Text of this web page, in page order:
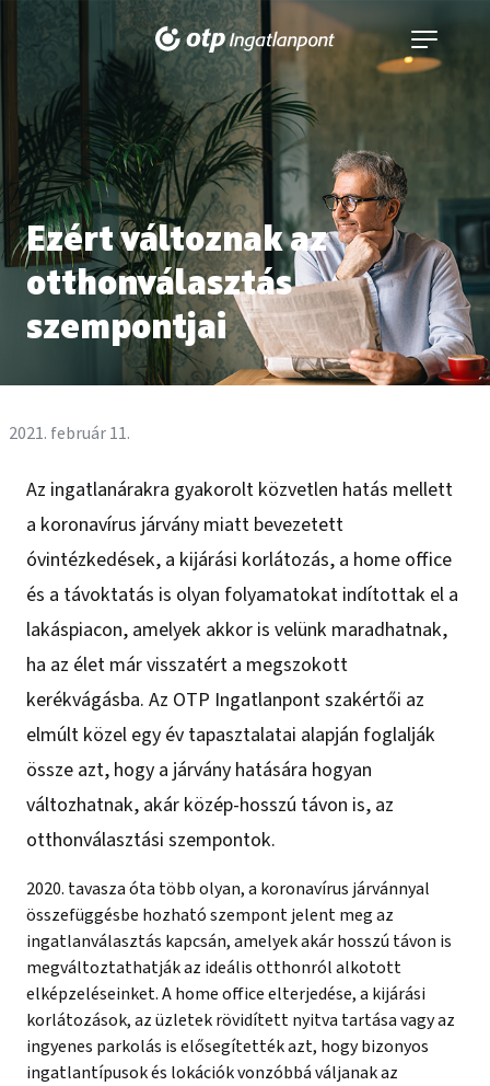
Navigáció
kinyitása
Ezért változnak az
otthonválasztás
szempontjai
2021. február 11.
Az ingatlanárakra gyakorolt közvetlen hatás mellett
a koronavírus járvány miatt bevezetett
óvintézkedések, a kijárási korlátozás, a home office
és a távoktatás is olyan folyamatokat indítottak el a
lakáspiacon, amelyek akkor is velünk maradhatnak,
ha az élet már visszatért a megszokott
kerékvágásba. Az OTP Ingatlanpont szakértői az
elmúlt közel egy év tapasztalatai alapján foglalják
össze azt, hogy a járvány hatására hogyan
változhatnak, akár közép-hosszú távon is, az
otthonválasztási szempontok.
2020. tavasza óta több olyan, a koronavírus járvánnyal
összefüggésbe hozható szempont jelent meg az
ingatlanválasztás kapcsán, amelyek akár hosszú távon is
megváltoztathatják az ideális otthonról alkotott
elképzeléseinket. A home office elterjedése, a kijárási
korlátozások, az üzletek rövidített nyitva tartása vagy az
ingyenes parkolás is elősegítették azt, hogy bizonyos
ingatlantípusok és lokációk vonzóbbá váljanak az